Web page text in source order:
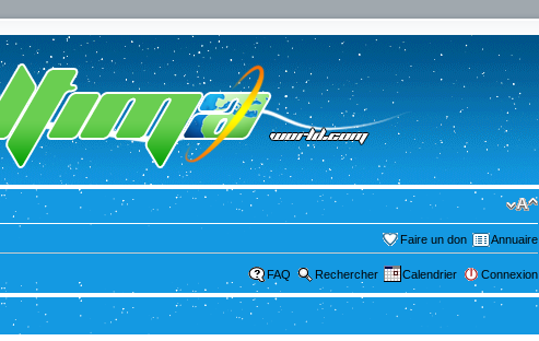
Faire un don Annuaire
FAQ Rechercher Calendrier Connexion